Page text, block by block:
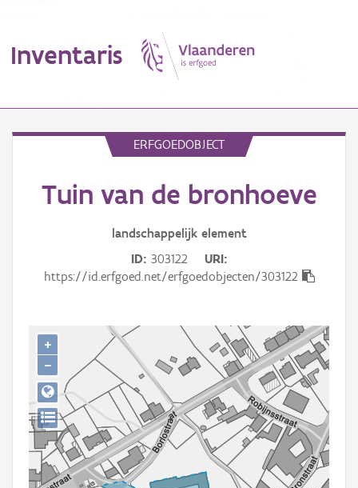
Inventaris
Erfgoedobject
Gebeurtenis
Persoon of collectief
Downloads
Hergebruik
Aanmelden
ERFGOEDOBJECT
Tuin van de bronhoeve
landschappelijk element
ID 303122
URI
https://id.erfgoed.net/erfgoedobjecten/303122
+
−